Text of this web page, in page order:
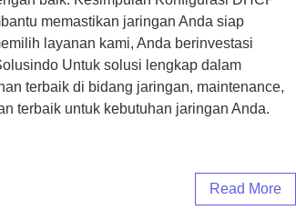
memastikan jaringan Anda siap
layanan kami, Anda berinvestasi
Untuk solusi lengkap dalam
terbaik di bidang jaringan, maintenance,
terbaik untuk kebutuhan jaringan Anda.
Read More